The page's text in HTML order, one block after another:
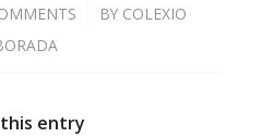
/ BY COLEXIO
entry